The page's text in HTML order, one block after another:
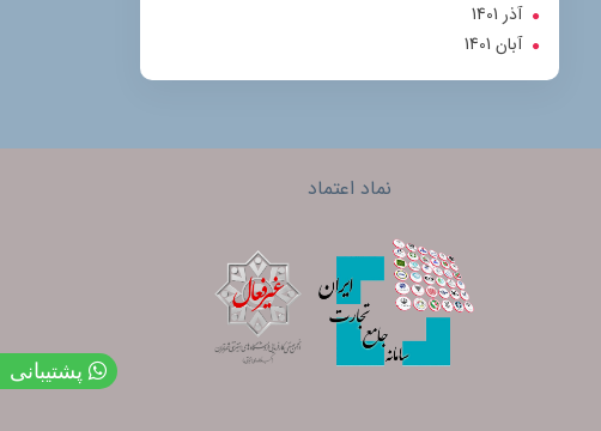
آذر 1401
آبان 1401
نماد اعتماد
پشتیبانی